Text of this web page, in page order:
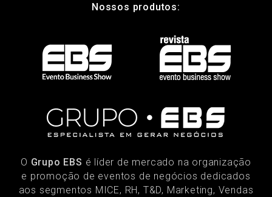
Nossos produtos:
O Grupo EBS é líder de mercado na organização
e promoção de eventos de negócios dedicados
aos segmentos MICE, RH, T&D, Marketing, Vendas